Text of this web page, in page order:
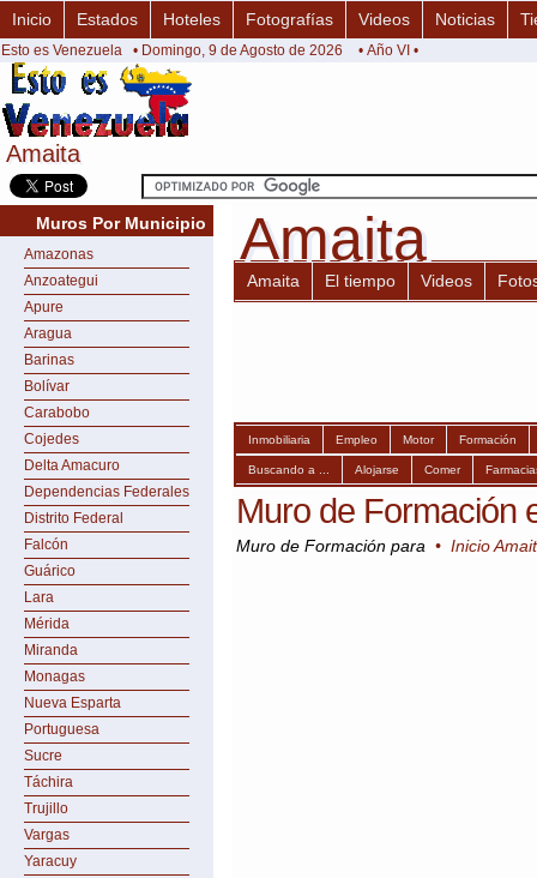
Amaita
Amaita
Inicio Estados Hoteles Fotografías Videos Noticias
Esto es Venezuela • Domingo, 9 de Agosto de 2026 • Año VI •
Muros Por Municipio
Amazonas
Anzoategui
Apure
Aragua
Barinas
Bolívar
Carabobo
Cojedes
Delta Amacuro
Dependencias Federales
Distrito Federal
Falcón
Guárico
Lara
Mérida
Miranda
Monagas
Nueva Esparta
Portuguesa
Sucre
Táchira
Trujillo
Vargas
Yaracuy
Amaita
Amaita
Amaita El tiempo Videos
Inmobiliaria Empleo Motor Formación
Buscando a ... Alojarse Comer
Muro de Formación
Muro de Formación para • Inicio